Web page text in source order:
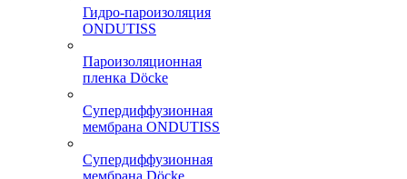
Гидро-пароизоляция
ONDUTISS
Пароизоляционная
пленка Döcke
Супердиффузионная
мембрана ONDUTISS
Супердиффузионная
мембрана Döcke